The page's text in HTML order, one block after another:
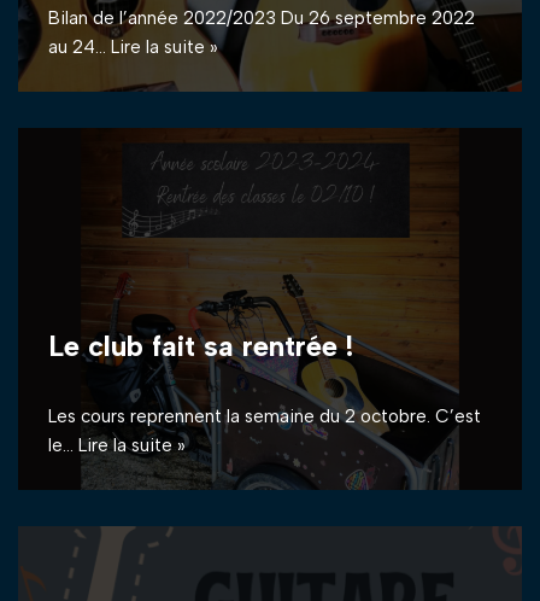
Bilan de l’année 2022/2023 Du 26 septembre 2022
au 24… Lire la suite »
Le club fait sa rentrée !
Les cours reprennent la semaine du 2 octobre. C’est
le… Lire la suite »